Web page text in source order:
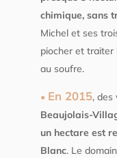
chimique, sans
Michel et ses
piocher et traiter
au soufre.
En 2015, des
Beaujolais-
un hectare est
Blanc. Le